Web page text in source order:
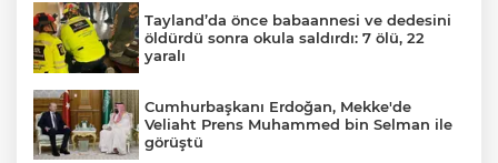
Tayland’da önce babaannesi ve dedesini
öldürdü sonra okula saldırdı: 7 ölü, 22
yaralı
Cumhurbaşkanı Erdoğan, Mekke'de
Veliaht Prens Muhammed bin Selman ile
görüştü